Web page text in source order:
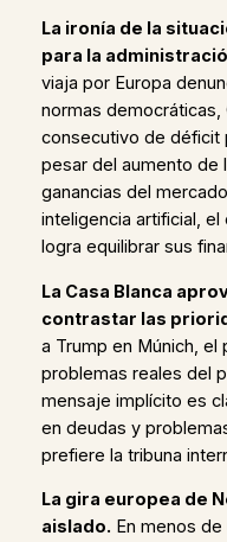
La ironía de la
para la
viaja por Europa
normas democráticas,
consecutivo de déficit
pesar del aumento de
ganancias del
inteligencia artificial,
logra equilibrar sus
La Casa Blanca
contrastar las
a Trump en Múnich,
problemas reales del
mensaje implícito es
en deudas y
prefiere la tribuna
La gira europea de
aislado. En menos